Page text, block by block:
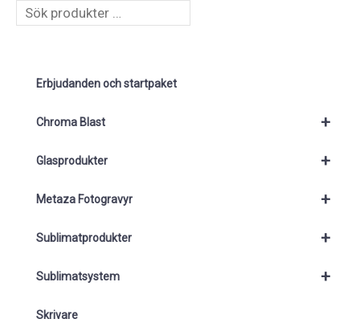
Erbjudanden och startpaket
+
Chroma Blast
+
Glasprodukter
+
Metaza Fotogravyr
+
Sublimatprodukter
+
Sublimatsystem
Skrivare